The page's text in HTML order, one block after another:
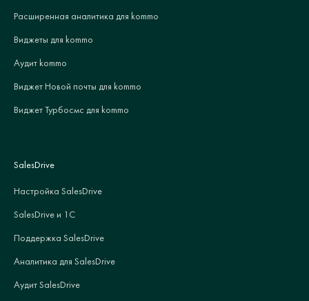
Расширенная аналитика для kommo
Виджеты для kommo
Аудит kommo
Виджет Новой почты для kommo
Виджет Турбосмс для kommo
SalesDrive
Настройка SalesDrive
SalesDrive и 1С
Поддержка SalesDrive
Аналитика для SalesDrive
Аудит SalesDrive